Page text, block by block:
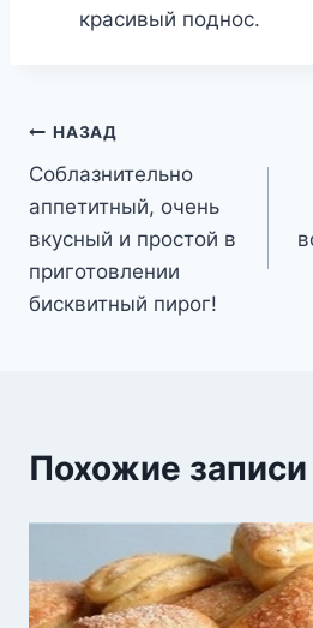
красивый поднос.
Навигация
по
записям
НАЗАД
Соблазнительно
аппетитный, очень
вкусный и простой в
приготовлении
бисквитный пирог!
Похожие записи